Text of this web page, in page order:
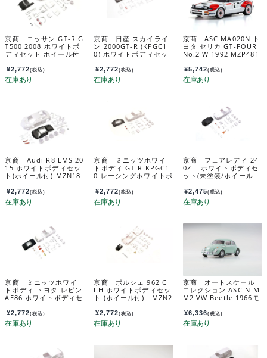
京商 ニッサン GT-R G
T500 2008 ホワイトボ
ディセット ホイール付
¥2,772(税込)
京商 日産 スカイライ
ン 2000GT-R (KPGC1
0) ホワイトボディセッ
MZN216
¥2,772(税込)
京商 ASC MA020N ト
ヨタ セリカ GT-FOUR
No.2 W 1992 MZP481
¥5,742(税込)
京商 Audi R8 LMS 20
15 ホワイトボディセッ
ト(ホイール付) MZN18
¥2,772(税込)
京商 ミニッツホワイ
トボディ GT-R KPGC1
0 レーシングホワイトボ
付） MZN222
¥2,772(税込)
京商 フェアレディ 24
0Z-L ホワイトボディセ
ット(未塗装/ホイール
¥2,475(税込)
京商 ミニッツホワイ
トボディ トヨタ レビン
AE86 ホワイトボディセ
付） MZN224
¥2,772(税込)
京商 ポルシェ 962 C
LH ホワイトボディセッ
ト (ホイール付) MZN2
¥2,772(税込)
京商 オートスケール
コレクション ASC N-M
M2 VW Beetle 1966モ
P164BBL
¥6,336(税込)